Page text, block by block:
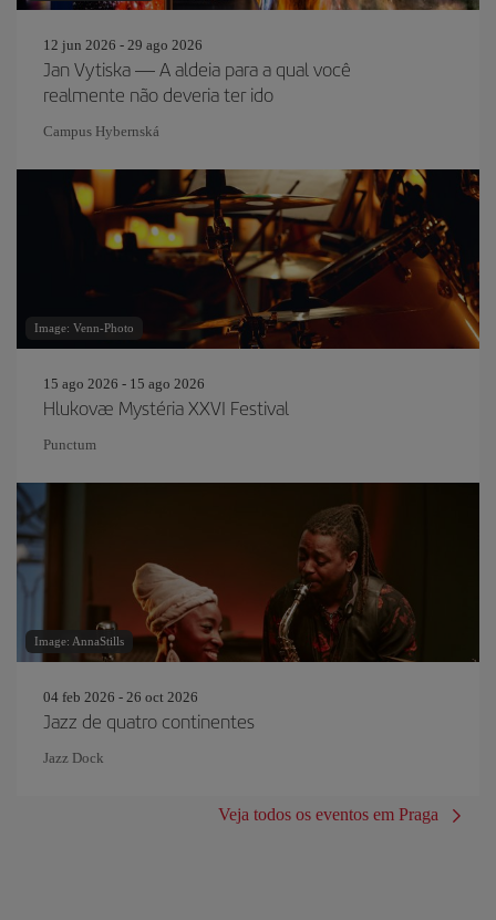
12 jun 2026 - 29 ago 2026
Jan Vytiska — A aldeia para a qual você
realmente não deveria ter ido
Campus Hybernská
Image: Venn-Photo
15 ago 2026 - 15 ago 2026
Hlukovæ Mystéria XXVI Festival
Punctum
Image: AnnaStills
04 feb 2026 - 26 oct 2026
Jazz de quatro continentes
Jazz Dock
Veja todos os eventos em Praga